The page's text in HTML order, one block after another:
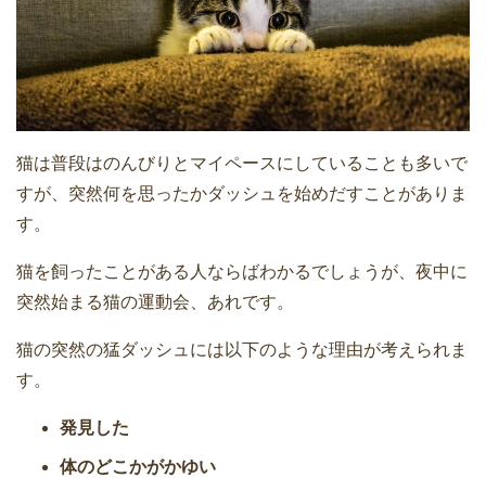
猫は普段はのんびりとマイペースにしていることも多いで
すが、突然何を思ったかダッシュを始めだすことがありま
す。
猫を飼ったことがある人ならばわかるでしょうが、夜中に
突然始まる猫の運動会、あれです。
猫の突然の猛ダッシュには以下のような理由が考えられま
す。
発見した
体のどこかがかゆい